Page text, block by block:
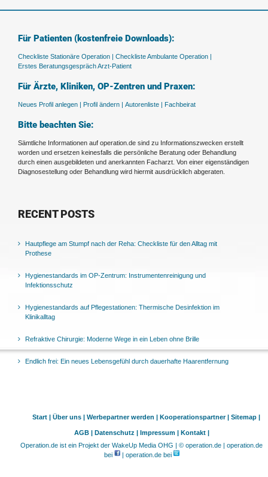
Für Patienten (kostenfreie Downloads):
Checkliste Stationäre Operation | Checkliste Ambulante Operation |
Erstes Beratungsgespräch Arzt-Patient
Für Ärzte, Kliniken, OP-Zentren und Praxen:
Neues Profil anlegen | Profil ändern | Autorenliste | Fachbeirat
Bitte beachten Sie:
Sämtliche Informationen auf operation.de sind zu Informationszwecken erstellt
worden und ersetzen keinesfalls die persönliche Beratung oder Behandlung
durch einen ausgebildeten und anerkannten Facharzt. Von einer eigenständigen
Diagnosestellung oder Behandlung wird hiermit ausdrücklich abgeraten.
RECENT POSTS
Hautpflege am Stumpf nach der Reha: Checkliste für den Alltag mit
Prothese
Hygienestandards im OP-Zentrum: Instrumentenreinigung und
Infektionsschutz
Hygienestandards auf Pflegestationen: Thermische Desinfektion im
Klinikalltag
Refraktive Chirurgie: Moderne Wege in ein Leben ohne Brille
Endlich frei: Ein neues Lebensgefühl durch dauerhafte Haarentfernung
Start | Über uns | Werbepartner werden | Kooperationspartner | Sitemap |
AGB | Datenschutz | Impressum | Kontakt |
Operation.de ist ein Projekt der WakeUp Media OHG | © operation.de | operation.de
bei
| operation.de bei